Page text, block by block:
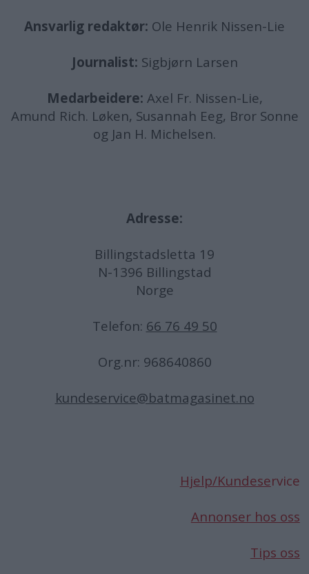
Ansvarlig redaktør: Ole Henrik Nissen-Lie
Journalist: Sigbjørn Larsen
Medarbeidere: Axel Fr. Nissen-Lie,
Amund Rich. Løken, Susannah Eeg, Bror Sonne
og Jan H. Michelsen.
Adresse:
Billingstadsletta 19
N-1396 Billingstad
Norge
Telefon: 66 76 49 50
Org.nr: 968640860
kundeservice@batmagasinet.no
Hjelp/Kundeservice
Annonser hos oss
Tips oss